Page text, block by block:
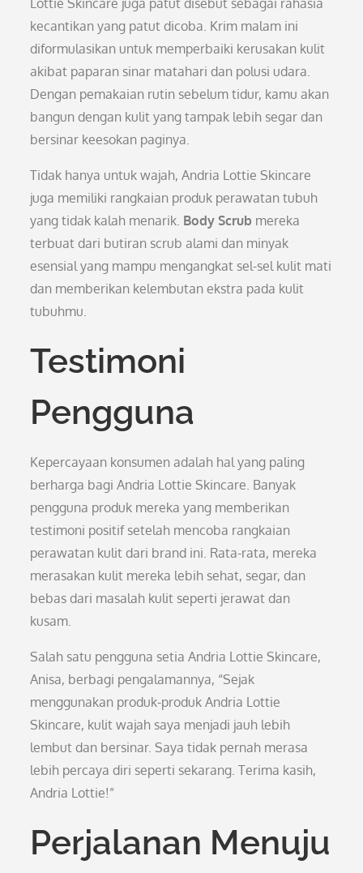
Lottie Skincare juga patut disebut sebagai rahasia
kecantikan yang patut dicoba. Krim malam ini
diformulasikan untuk memperbaiki kerusakan kulit
akibat paparan sinar matahari dan polusi udara.
Dengan pemakaian rutin sebelum tidur, kamu akan
bangun dengan kulit yang tampak lebih segar dan
bersinar keesokan paginya.
Tidak hanya untuk wajah, Andria Lottie Skincare
juga memiliki rangkaian produk perawatan tubuh
yang tidak kalah menarik. Body Scrub mereka
terbuat dari butiran scrub alami dan minyak
esensial yang mampu mengangkat sel-sel kulit mati
dan memberikan kelembutan ekstra pada kulit
tubuhmu.
Testimoni
Pengguna
Kepercayaan konsumen adalah hal yang paling
berharga bagi Andria Lottie Skincare. Banyak
pengguna produk mereka yang memberikan
testimoni positif setelah mencoba rangkaian
perawatan kulit dari brand ini. Rata-rata, mereka
merasakan kulit mereka lebih sehat, segar, dan
bebas dari masalah kulit seperti jerawat dan
kusam.
Salah satu pengguna setia Andria Lottie Skincare,
Anisa, berbagi pengalamannya, “Sejak
menggunakan produk-produk Andria Lottie
Skincare, kulit wajah saya menjadi jauh lebih
lembut dan bersinar. Saya tidak pernah merasa
lebih percaya diri seperti sekarang. Terima kasih,
Andria Lottie!”
Perjalanan Menuju